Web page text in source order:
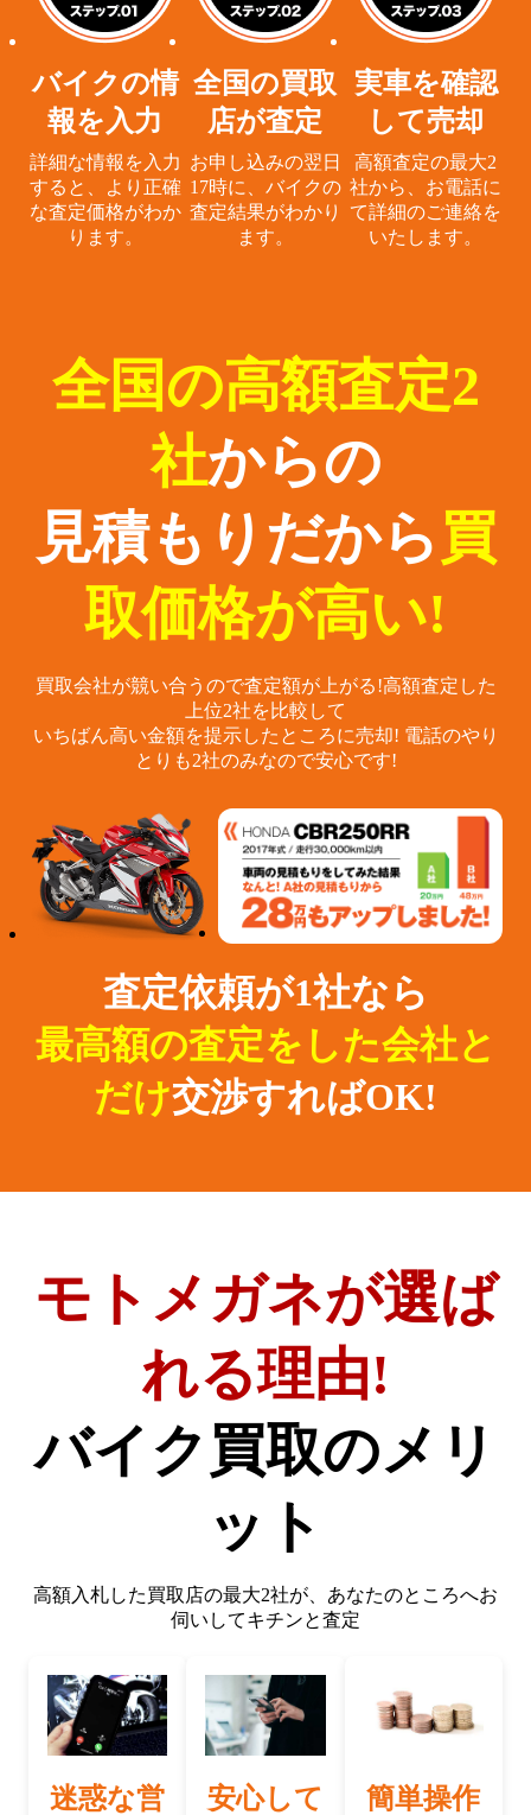
バイクの情
報を入力
詳細な情報を入力
すると、
より正確
な査定価格がわか
ります。
全国の買取
店が査定
お申し込みの翌日
17時に、 バイクの
査定結果がわかり
ます。
実車を確認
して売却
高額査定の最大2
社から、 お電話に
て詳細のご連絡を
いたします。
全国の高額査定2
社からの
見積もりだから 買
取価格が高い!
買取会社が競い合うので査定額が上がる!高額査定した
上位2社を比較して
いちばん高い金額を提示したところに売却! 電話のやり
とりも2社のみなので安心です!
査定依頼が1社なら
最高額の査定をした会社と
だけ交渉すればOK!
モトメガネが選ば
れる理由!
バイク買取のメリ
ット
高額入札した買取店の最大2社が、 あなたのところへお
伺いしてキチンと査定
迷惑な営
安心して
簡単操作